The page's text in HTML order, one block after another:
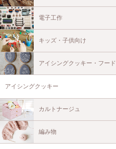
電子工作
キッズ・子供向け
アイシングクッキー・フード
アイシングクッキー
カルトナージュ
編み物